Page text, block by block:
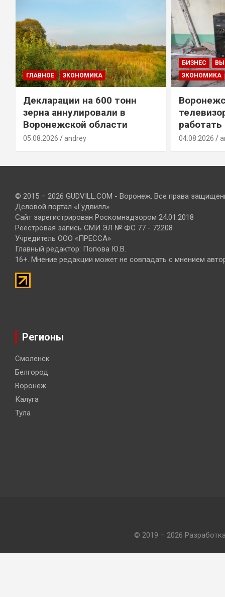
ГЛАВНОЕ ЭКОНОМИКА
Декларации на 600 тонн
зерна аннулировали в
Воронежской области
05.08.2026 andrey
БИЗНЕС
ЭКОНОМИКА
работать
04.08.2026
© 2015 – 2026 GUDVILL.COM - Воронеж. Все права
Деловой портал «Гудвилл»
Сайт зарегистрирован Роскомнадзором 24.01.2018
Реестровая запись СМИ ЭЛ № ФС 77 - 72208
Учредитель ООО «ПРЕССА»
Главный редактор: Попова Ю.В.
16+. Мнение редакции может не совпадать с мнением
Регионы
Смоленск
Белгород
Воронеж
Калуга
Тула
© 2019 – 2026